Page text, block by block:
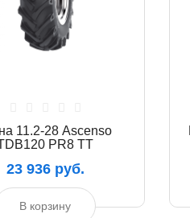
11.2-28 Ascenso
PR8 TT
23 936 руб.
В корзину